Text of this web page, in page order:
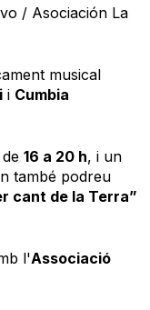
/ Asociación La
musical
i Cumbia
de 16 a 20 h, i un
també podreu
cant de la Terra”
l'Associació